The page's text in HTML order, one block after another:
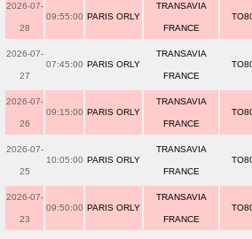
2026-07-
28
09:55:00 PARIS ORLY
TRANSAVIA
FRANCE
2026-07-
27
07:45:00 PARIS ORLY
TRANSAVIA
FRANCE
2026-07-
26
09:15:00 PARIS ORLY
TRANSAVIA
FRANCE
2026-07-
25
10:05:00 PARIS ORLY
TRANSAVIA
FRANCE
2026-07-
23
09:50:00 PARIS ORLY
TRANSAVIA
FRANCE